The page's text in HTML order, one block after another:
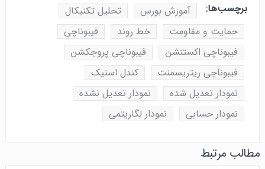
برچسب‌ها: آموزش بورس
تحلیل تکنیکال
حمایت و مقاومت
خط روند
فیبوناچی
فیبوناچی اکستنشن
فیبوناچی پروجکشن
فیبوناچی ریتریسمنت
کندل استیک
نمودار تعدیل شده
نمودار تعدیل نشده
نمودار حسابی
نمودار لگاریتمی
مطالب مرتبط